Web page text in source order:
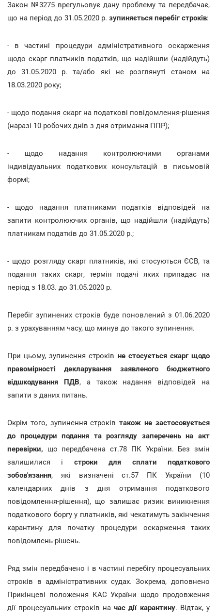
Закон №3275 врегульовує дану проблему та передбачає,
що на період до 31.05.2020 р. зупиняється перебіг строків:
- в частині процедури адміністративного оскарження
щодо скарг платників податків, що надійшли (надійдуть)
до 31.05.2020 р. та/або які не розглянуті станом на
18.03.2020 року;
- щодо подання скарг на податкові повідомлення-рішення
(наразі 10 робочих днів з дня отримання ППР);
- щодо надання контролюючими органами
індивідуальних податкових консультацій в письмовій
формі;
- щодо надання платниками податків відповідей на
запити контролюючих органів, що надійшли (надійдуть)
платникам податків до 31.05.2020 р.;
- щодо розгляду скарг платників, які стосуються ЄСВ, та
подання таких скарг, термін подачі яких припадає на
період з 18.03. до 31.05.2020 р.
Перебіг зупинених строків буде поновлений з 01.06.2020
р. з урахуванням часу, що минув до такого зупинення.
При цьому, зупинення строків не стосується скарг щодо
правомірності декларування заявленого бюджетного
відшкодування ПДВ, а також надання відповідей на
запити з даних питань.
Окрім того, зупинення строківтакож не застосовується
до процедури подання та розгляду заперечень на акт
перевірки, що передбачена ст.78 ПК України. Без змін
залишилися і строки для сплати податкового
зобов'язання, які визначені ст.57 ПК України (10
календарних днів з дня отримання податкового
повідомлення-рішення), що залишає ризик виникнення
податкового боргу у платників, які чекатимуть закінчення
карантину для початку процедури оскарження таких
повідомлень-рішень.
Ряд змін передбачено і в частині перебігу процесуальних
строків в адміністративних судах. Зокрема, доповнено
Прикінцеві положення КАС України щодо продовження
дії процесуальних строків на час дії карантину. Відтак, у